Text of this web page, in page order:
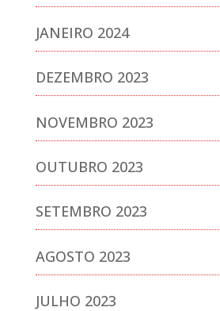
JANEIRO 2024
DEZEMBRO 2023
NOVEMBRO 2023
OUTUBRO 2023
SETEMBRO 2023
AGOSTO 2023
JULHO 2023